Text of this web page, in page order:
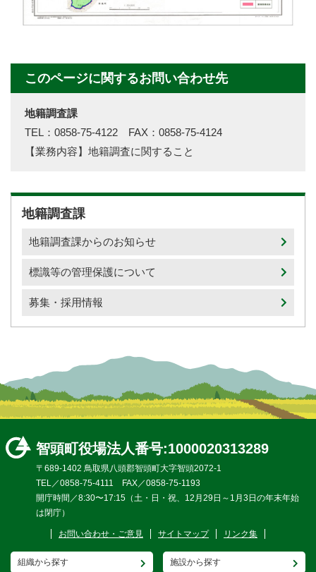
このページに関するお問い合わせ先
地籍調査課
TEL：0858-75-4122 FAX：0858-75-4124
【業務内容】地籍調査に関すること
地籍調査課
地籍調査課からのお知らせ
標識等の管理保護について
募集・採用情報
智頭町役場法人番号:1000020313289
〒689-1402 鳥取県八頭郡智頭町大字智頭2072-1
TEL／0858-75-4111 FAX／0858-75-1193
開庁時間／8:30〜17:15（土・日・祝、12月29日～1月3日の年末年始
は閉庁）
お問い合わせ・ご意見 サイトマップ リンク集
組織から探す 施設から探す